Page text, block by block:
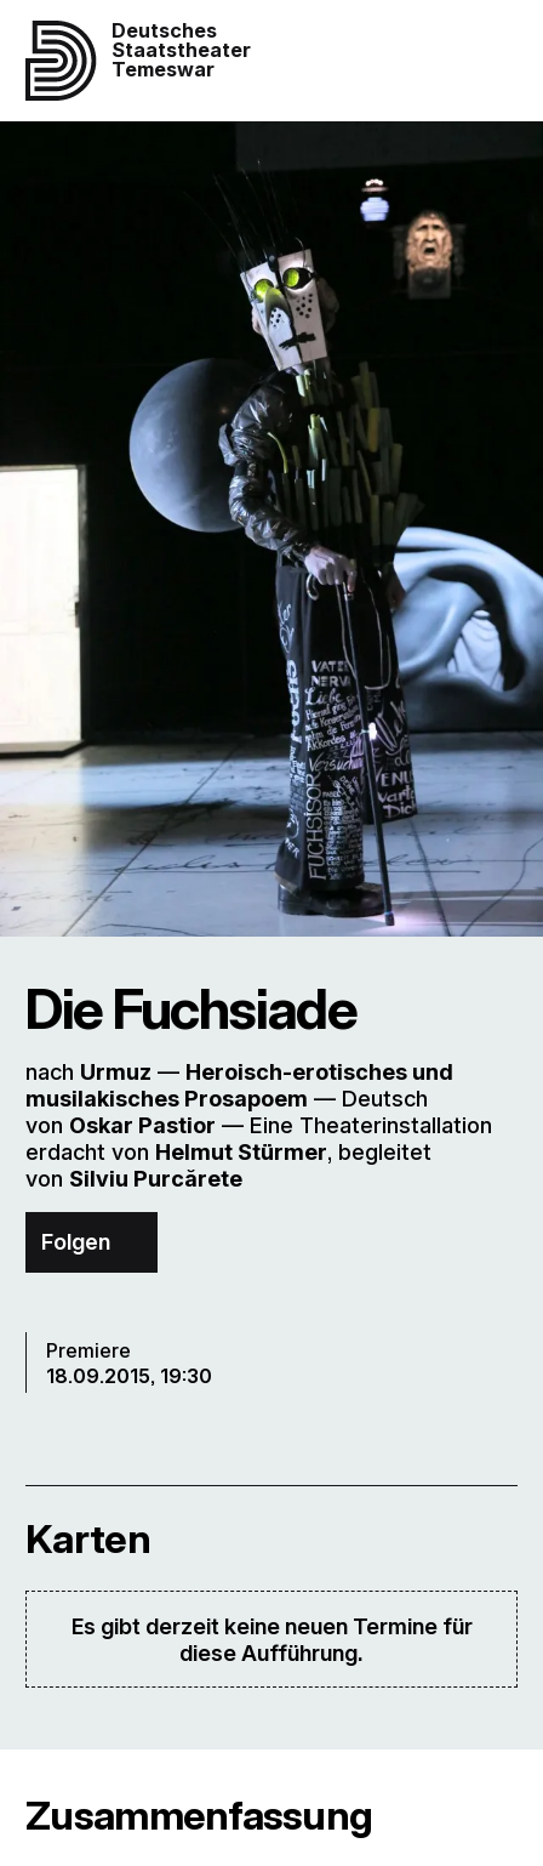
Deutsches
Staatstheater
Temeswar
Die Fuchsiade
nach Urmuz –– Heroisch-erotisches und
musilakisches Prosapoem –– Deutsch
von Oskar Pastior –– Eine Theaterinstallation
erdacht von Helmut Stürmer, begleitet
von Silviu Purcărete
Folgen
Premiere
18.09.2015, 19:30
Karten
Es gibt derzeit keine neuen Termine für
diese Aufführung.
Zusammenfassung